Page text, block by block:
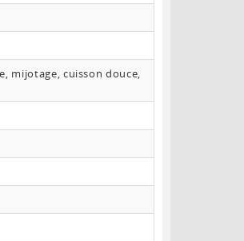
mijotage, cuisson douce,